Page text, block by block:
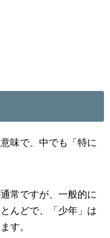
味で、中でも「特に
常ですが、一般的に
んどで、「少年」は
す。